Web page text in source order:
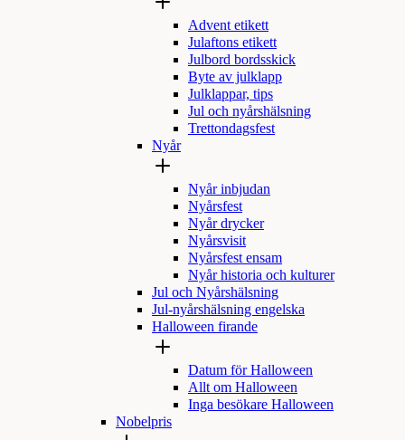
Advent etikett
Julaftons etikett
Julbord bordsskick
Byte av julklapp
Julklappar, tips
Jul och nyårshälsning
Trettondagsfest
Nyår
Nyår inbjudan
Nyårsfest
Nyår drycker
Nyårsvisit
Nyårsfest ensam
Nyår historia och kulturer
Jul och Nyårshälsning
Jul-nyårshälsning engelska
Halloween firande
Datum för Halloween
Allt om Halloween
Inga besökare Halloween
Nobelpris